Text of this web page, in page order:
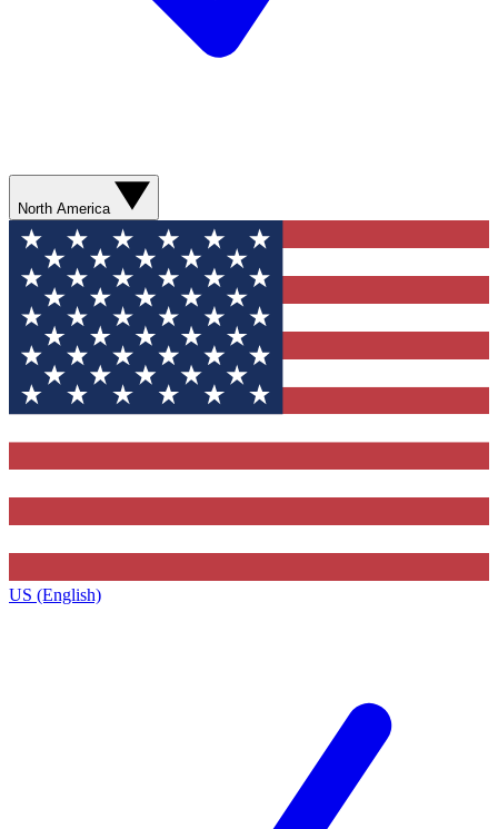
North America
US (English)